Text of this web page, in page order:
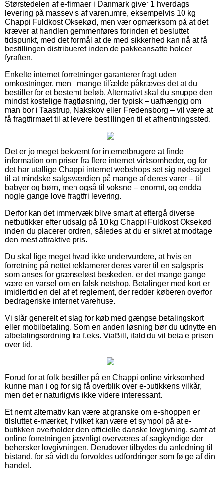
Størstedelen af e-firmaer i Danmark giver 1 hverdags
levering på massevis af varenumre, eksempelvis 10 kg
Chappi Fuldkost Oksekød, men vær opmærksom på at det
kræver at handlen gemmenføres forinden et besluttet
tidspunkt, med det formål at de med sikkerhed kan nå at få
bestillingen distribueret inden de pakkeansatte holder
fyraften.
Enkelte internet forretninger garanterer fragt uden
omkostninger, men i mange tilfælde påkræves det at du
bestiller for et bestemt beløb. Alternativt skal du snuppe den
mindst kostelige fragtløsning, der typisk – uafhængig om
man bor i Taastrup, Nakskov eller Fredensborg – vil være at
få fragtfirmaet til at levere bestillingen til et afhentningssted.
Det er jo meget bekvemt for internetbrugere at finde
information om priser fra flere internet virksomheder, og for
det har utallige Chappi internet webshops set sig nødsaget
til at mindske salgsværdien på mange af deres varer – til
babyer og børn, men også til voksne – enormt, og endda
nogle gange love fragtfri levering.
Derfor kan det immervæk blive smart at eftergå diverse
netbutikker efter udsalg på 10 kg Chappi Fuldkost Oksekød
inden du placerer ordren, således at du er sikret at modtage
den mest attraktive pris.
Du skal lige meget hvad ikke undervurdere, at hvis en
forretning på nettet reklamerer deres varer til en salgspris
som anses for grænseløst beskeden, er det mange gange
være en varsel om en falsk netshop. Betalinger med kort er
imidlertid en del af et reglement, der redder køberen overfor
bedrageriske internet varehuse.
Vi slår generelt et slag for køb med gængse betalingskort
eller mobilbetaling. Som en anden løsning bør du udnytte en
afbetalingsordning fra f.eks. ViaBill, ifald du vil betale prisen
over tid.
Forud for at folk bestiller på en Chappi online virksomhed
kunne man i og for sig få overblik over e-butikkens vilkår,
men det er naturligvis ikke videre interessant.
Et nemt alternativ kan være at granske om e-shoppen er
tilsluttet e-mærket, hvilket kan være et sympol på at e-
butikken overholder den officielle danske lovgivning, samt at
online forretningen jævnligt overværes af sagkyndige der
behersker lovgivningen. Derudover tilbydes du anledning til
bistand, for så vidt du forvoldes udfordringer som følge af din
handel.